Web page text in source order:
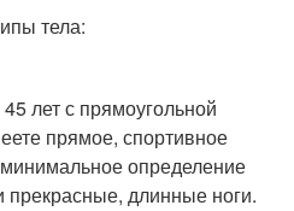
тела:
лет с прямоугольной
прямое, спортивное
определение
длинные ноги.